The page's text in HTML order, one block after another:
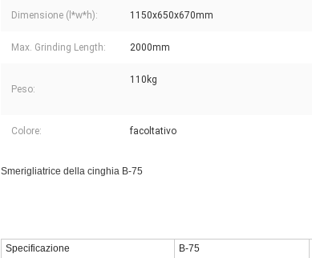
Dimensione (l*w*h): 1150x650x670mm
Max. Grinding Length: 2000mm
Peso:
110kg
Colore: facoltativo
Smerigliatrice della cinghia B-75
Specificazione B-75